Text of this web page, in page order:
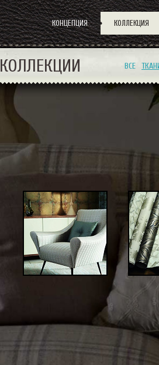
КОНЦЕПЦИЯ КОЛЛЕКЦИЯ
КОЛЛЕКЦИИ ВСЕ